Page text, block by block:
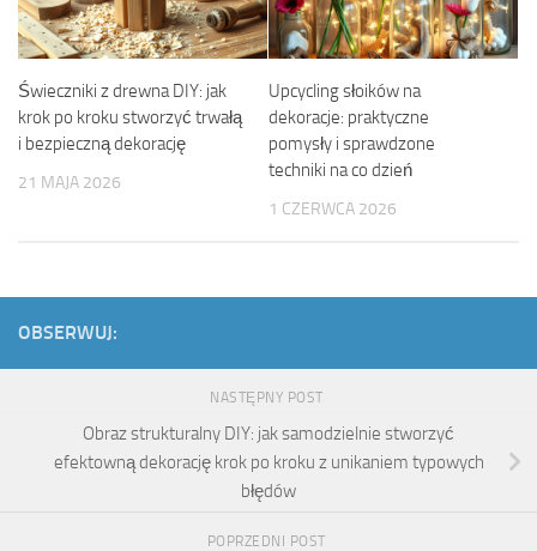
Świeczniki z drewna DIY: jak
krok po kroku stworzyć trwałą
i bezpieczną dekorację
21 MAJA 2026
Upcycling słoików na
dekoracje: praktyczne
pomysły i sprawdzone
techniki na co dzień
1 CZERWCA 2026
OBSERWUJ:
NASTĘPNY POST
Obraz strukturalny DIY: jak samodzielnie stworzyć
efektowną dekorację krok po kroku z unikaniem typowych
błędów
POPRZEDNI POST